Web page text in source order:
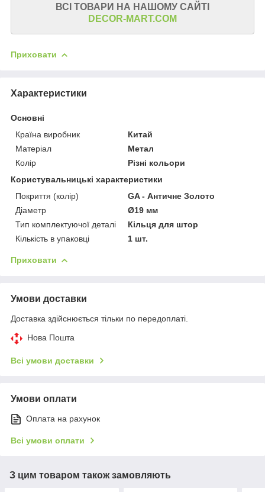
ВСІ ТОВАРИ НА НАШОМУ САЙТІ
DECOR-MART.COM
Приховати
Характеристики
Основні
Країна виробник
Китай
Матеріал
Метал
Колір
Різні кольори
Користувальницькі характеристики
Покриття (колір)
GA - Античне Золото
Діаметр
Ø19 мм
Тип комплектуючої деталі
Кільця для штор
Кількість в упаковці
1 шт.
Приховати
Умови доставки
Доставка здійснюється тільки по передоплаті.
Нова Пошта
Всі умови доставки
Умови оплати
Оплата на рахунок
Всі умови оплати
З цим товаром також замовляють